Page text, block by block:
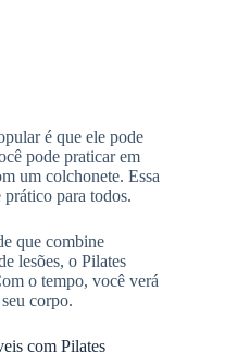
é que ele pode
pode praticar em
um colchonete. Essa
para todos.
que combine
lesões, o Pilates
o tempo, você verá
corpo.
com Pilates